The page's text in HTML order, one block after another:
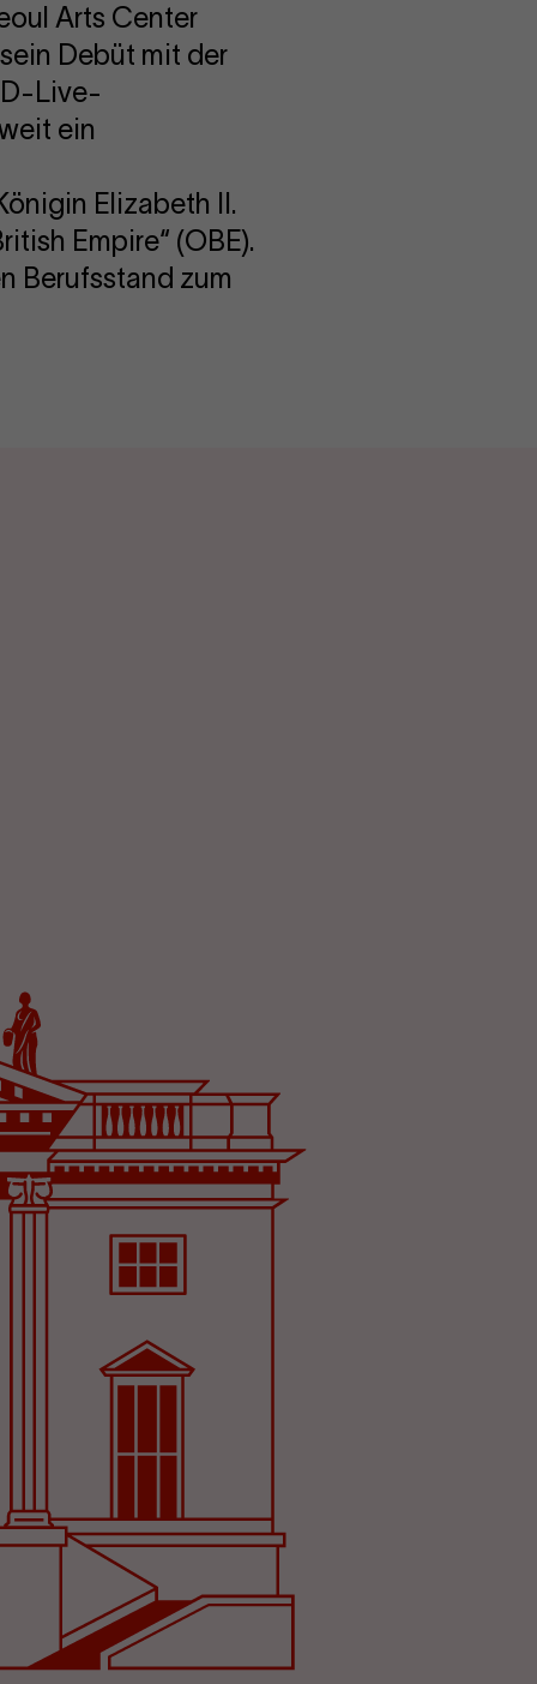
Arts Center
Debüt mit der
Live-
ein
Elizabeth II.
Empire“ (OBE).
Berufsstand zum